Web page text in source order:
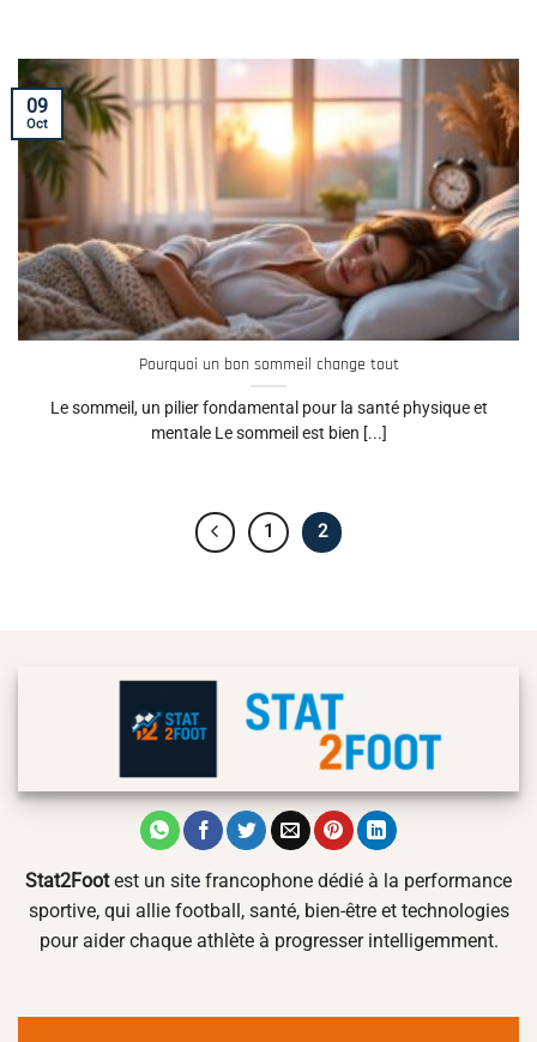
Pourquoi un bon sommeil change tout
Le sommeil, un pilier fondamental pour la santé physique et
mentale Le sommeil est bien [...]
09
Oct
1 2
Stat2Footest un site francophone dédié à la performance
sportive, qui allie football, santé, bien-être et technologies
pour aider chaque athlète à progresser intelligemment.